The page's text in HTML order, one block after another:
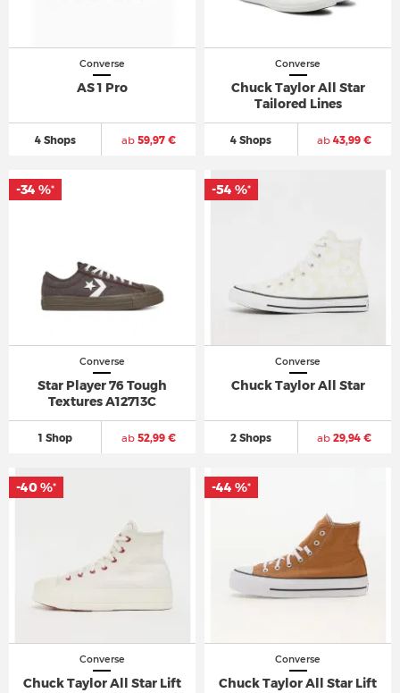
Converse
AS 1 Pro
4 Shops ab59,97 €
Converse
Chuck Taylor All Star
Tailored Lines
4 Shops ab 43,99 €
Converse
Star Player 76 Tough
Textures A12713C
1 Shop ab52,99 €
-34 %*
Converse
Chuck Taylor All Star
2 Shops ab 29,94 €
-54 %*
Converse
Chuck Taylor All Star Lift
-40 %*
Converse
Chuck Taylor All Star Lift
-44 %*